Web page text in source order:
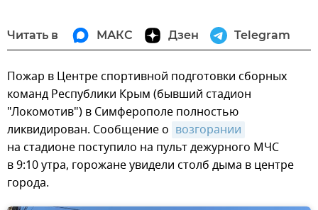
Читать в МАКС Дзен Telegram
Пожар в Центре спортивной подготовки сборных
команд Республики Крым (бывший стадион
"Локомотив") в Симферополе полностью
ликвидирован. Сообщение о возгорании
на стадионе поступило на пульт дежурного МЧС
в 9:10 утра, горожане увидели столб дыма в центре
города.